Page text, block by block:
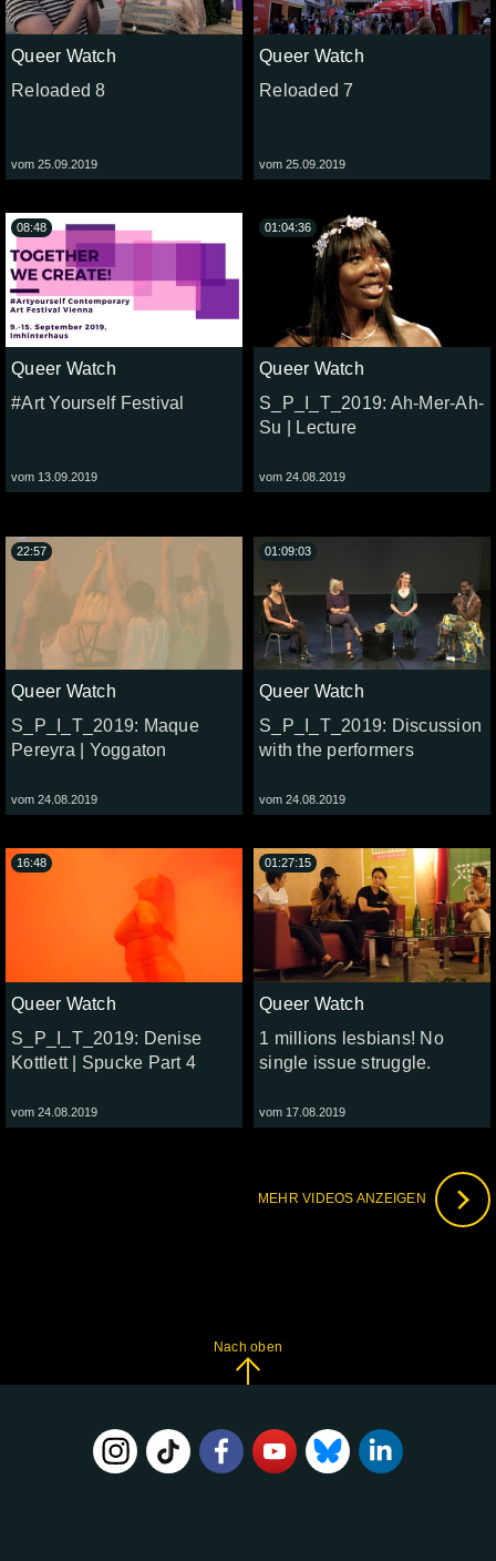
Queer Watch
Reloaded 8
vom 25.09.2019
Queer Watch
Reloaded 7
vom 25.09.2019
Queer Watch
#Art Yourself Festival
vom 13.09.2019
08:48
Queer Watch
S_P_I_T_2019: Ah-Mer-Ah-
Su | Lecture
vom 24.08.2019
01:04:36
Queer Watch
S_P_I_T_2019: Maque
Pereyra | Yoggaton
vom 24.08.2019
22:57
Queer Watch
S_P_I_T_2019: Discussion
with the performers
vom 24.08.2019
01:09:03
Queer Watch
S_P_I_T_2019: Denise
Kottlett | Spucke Part 4
vom 24.08.2019
16:48
Queer Watch
1 millions lesbians! No
single issue struggle.
vom 17.08.2019
01:27:15
MEHR VIDEOS ANZEIGEN
Nach oben